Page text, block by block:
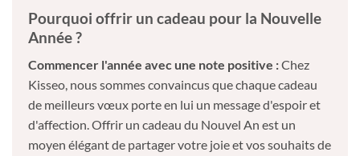
Pourquoi offrir un cadeau pour la Nouvelle
Année ?
Commencer l'année avec une note positive :Chez
Kisseo, nous sommes convaincus que chaque cadeau
de meilleurs vœux porte en lui un message d'espoir et
d'affection. Offrir un cadeau du Nouvel An est un
moyen élégant de partager votre joie et vos souhaits de